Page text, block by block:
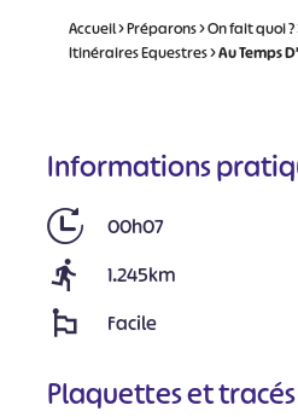
Accueil>Préparons>On fait quoi ?
Itinéraires Equestres>Au Temps
Informations
00h07
1.245km
Facile
Plaquettes et tracés